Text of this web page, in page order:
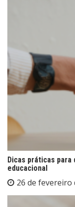
Dicas práticas para
educacional
26 de fevereiro